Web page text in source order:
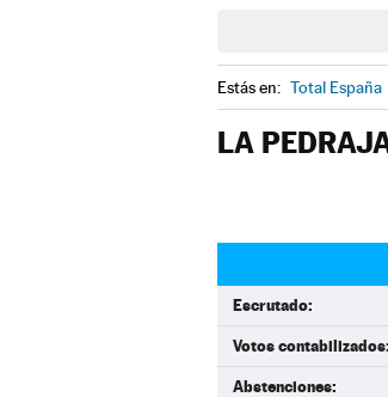
Estás en: Total España
LA
Escrutado:
Votos contabilizados:
Abstenciones: